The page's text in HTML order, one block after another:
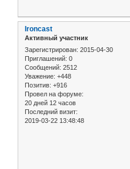
Ironcast
Активный участник
Зарегистрирован: 2015-04-30
Приглашений: 0
Сообщений: 2512
Уважение: +448
Позитив: +916
Провел на форуме:
20 дней 12 часов
Последний визит:
2019-03-22 13:48:48